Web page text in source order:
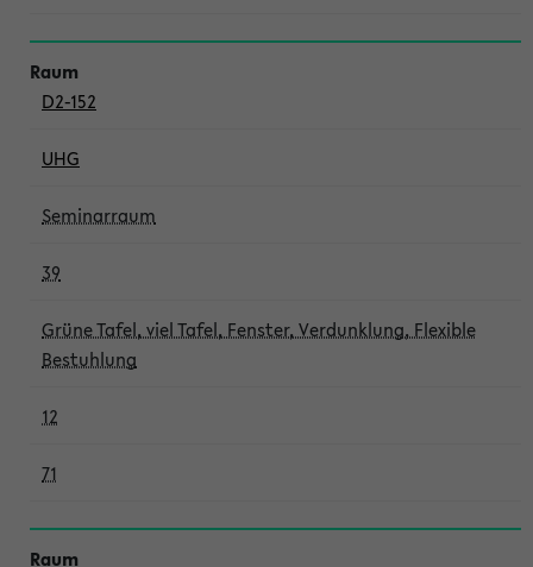
D2-152
UHG
Seminarraum
39
Grüne Tafel, viel Tafel, Fenster, Verdunklung, Flexible
Bestuhlung
12
71